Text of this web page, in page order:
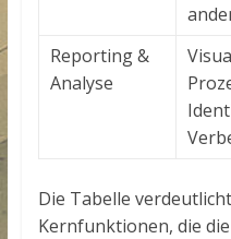
Reporting &
Analyse
Die Tabelle
Kernfunktionen, die die